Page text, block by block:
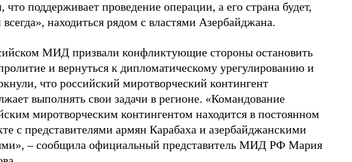
что поддерживает проведение операции, а его страна будет,
всегда», находиться рядом с властями Азербайджана.
МИД призвали конфликтующие стороны остановить
и вернуться к дипломатическому урегулированию и
что российский миротворческий контингент
выполнять свои задачи в регионе. «Командование
миротворческим контингентом находится в постоянном
с представителями армян Карабаха и азербайджанскими
– сообщила официальный представитель МИД РФ Мария